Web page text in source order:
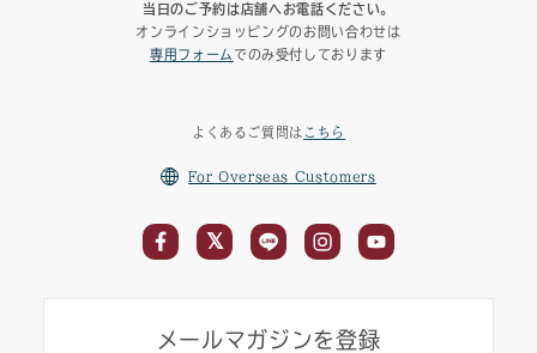
当日のご予約は店舗へお電話ください。
オンラインショッピングのお問い合わせは
専用フォーム でのみ受付しております
よくあるご質問は こちら
For Overseas Customers
メールマガジンを登録